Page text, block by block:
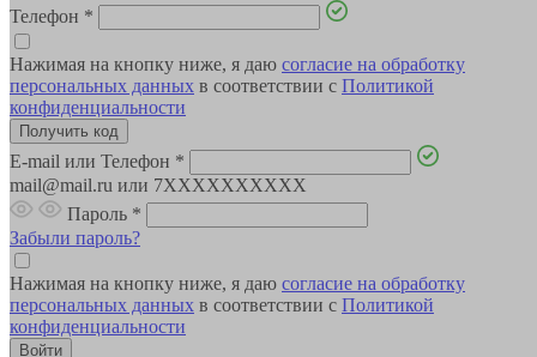
Телефон *
Нажимая на кнопку ниже, я даю согласие на обработку
персональных данных в соответствии с Политикой
конфиденциальности
E-mail или Телефон *
mail@mail.ru или 7XXXXXXXXXX
Пароль *
Забыли пароль?
Нажимая на кнопку ниже, я даю согласие на обработку
персональных данных в соответствии с Политикой
конфиденциальности